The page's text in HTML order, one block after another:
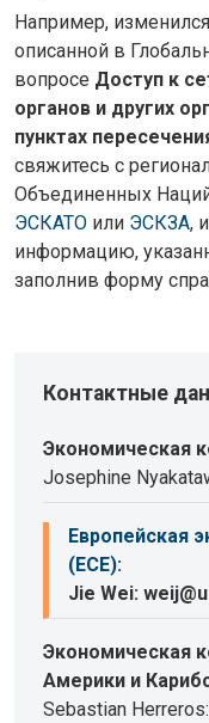
Например,
описанной в
вопросе Доступ к
органов и других
пунктах
свяжитесь с
Объединенных
ЭСКАТО или ЭСКЗА,
информацию,
заполнив форму
Контактные
Экономическая
Josephine
Европейская
(ECE):
Jie Wei:
Экономическая
Америки и
Sebastian